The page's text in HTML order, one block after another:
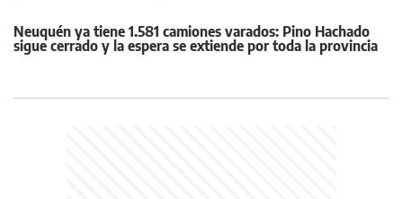
Neuquén ya tiene 1.581 camiones varados: Pino Hachado
sigue cerrado y la espera se extiende por toda la provincia